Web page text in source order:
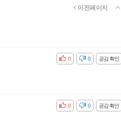
이전페이지
공감 확인
비공감 0
0
공감 확인
비공감 0
0